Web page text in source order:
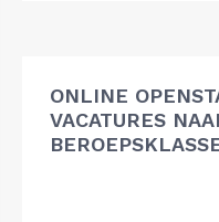
ONLINE
VACATURES